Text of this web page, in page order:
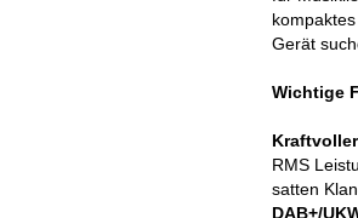
Gerät
Wichtige
RMS
satten
DAB+/